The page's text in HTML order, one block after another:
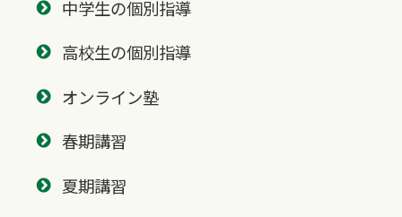
中学生の個別指導
高校生の個別指導
オンライン塾
春期講習
夏期講習